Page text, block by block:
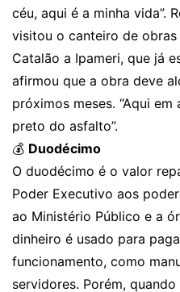
céu, aqui é a minha vida”.
visitou o canteiro de
Catalão a Ipameri, que já
afirmou que a obra deve
próximos meses. “Aqui
preto do asfalto”.
💰 Duodécimo
O duodécimo é o valor
Poder Executivo aos
ao Ministério Público e a
dinheiro é usado para
funcionamento, como
servidores. Porém,